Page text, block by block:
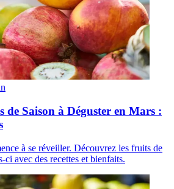
de Saison à Déguster en Mars :
à se réveiller. Découvrez les fruits de
ci avec des recettes et bienfaits.